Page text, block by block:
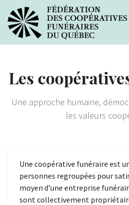
Les
Une approche humaine,
les valeurs
Une coopérative funéraire est
personnes regroupées pour
moyen d’une entreprise
sont collectivement